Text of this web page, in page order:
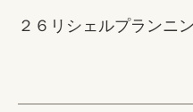
２６リシェルプランニ